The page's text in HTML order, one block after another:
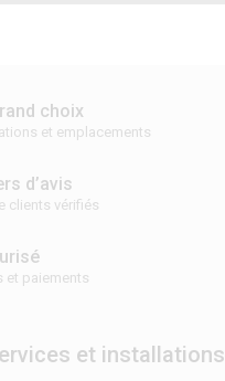
choix
et emplacements
d’avis
clients vérifiés
et paiements
et installations